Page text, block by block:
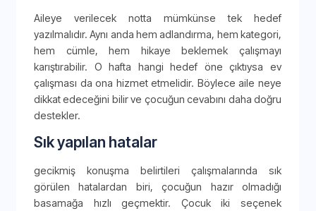
Aileye verilecek notta mümkünse tek hedef
yazılmalıdır. Aynı anda hem adlandırma, hem kategori,
hem cümle, hem hikaye beklemek çalışmayı
karıştırabilir. O hafta hangi hedef öne çıktıysa ev
çalışması da ona hizmet etmelidir. Böylece aile neye
dikkat edeceğini bilir ve çocuğun cevabını daha doğru
destekler.
Sık yapılan hatalar
gecikmiş konuşma belirtileri çalışmalarında sık
görülen hatalardan biri, çocuğun hazır olmadığı
basamağa hızlı geçmektir. Çocuk iki seçenek